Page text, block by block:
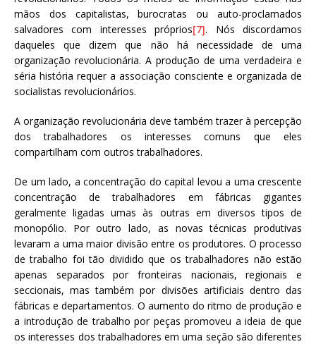
mãos dos capitalistas, burocratas ou auto-proclamados
salvadores com interesses próprios[7]. Nós discordamos
daqueles que dizem que não há necessidade de uma
organização revolucionária. A produção de uma verdadeira e
séria história requer a associação consciente e organizada de
socialistas revolucionários.
A organização revolucionária deve também trazer à percepção
dos trabalhadores os interesses comuns que eles
compartilham com outros trabalhadores.
De um lado, a concentração do capital levou a uma crescente
concentração de trabalhadores em fábricas gigantes
geralmente ligadas umas às outras em diversos tipos de
monopólio. Por outro lado, as novas técnicas produtivas
levaram a uma maior divisão entre os produtores. O processo
de trabalho foi tão dividido que os trabalhadores não estão
apenas separados por fronteiras nacionais, regionais e
seccionais, mas também por divisões artificiais dentro das
fábricas e departamentos. O aumento do ritmo de produção e
a introdução de trabalho por peças promoveu a ideia de que
os interesses dos trabalhadores em uma seção são diferentes